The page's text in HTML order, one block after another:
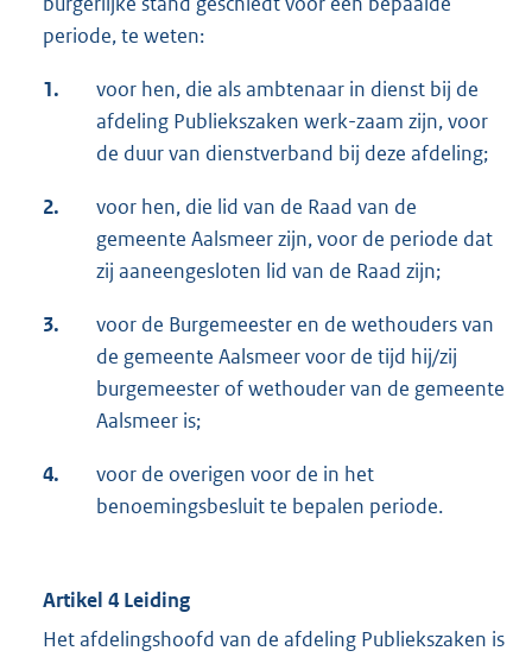
periode, te weten:
1.
voor hen, die als ambtenaar in dienst bij de
afdeling Publiekszaken werk-zaam zijn, voor
de duur van dienstverband bij deze afdeling;
2.
voor hen, die lid van de Raad van de
gemeente Aalsmeer zijn, voor de periode dat
zij aaneengesloten lid van de Raad zijn;
3.
voor de Burgemeester en de wethouders van
de gemeente Aalsmeer voor de tijd hij/zij
burgemeester of wethouder van de gemeente
Aalsmeer is;
4.
voor de overigen voor de in het
benoemingsbesluit te bepalen periode.
Artikel 4 Leiding
Het afdelingshoofd van de afdeling Publiekszaken is